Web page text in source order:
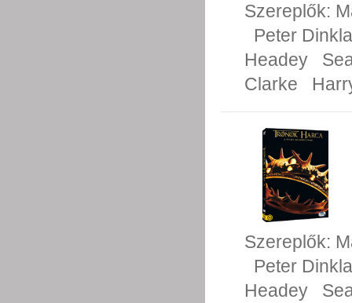
Szereplők:
Peter
Headey
Clarke
Szereplők:
Peter
Headey